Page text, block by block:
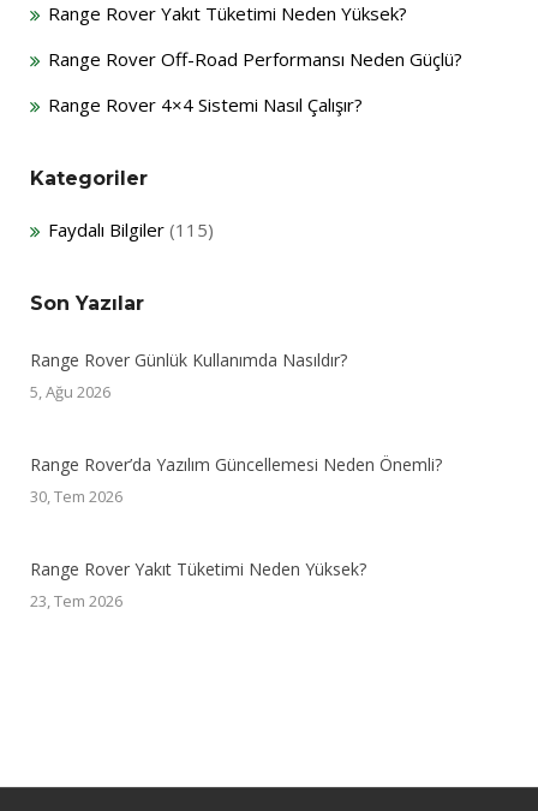
Range Rover Yakıt Tüketimi Neden Yüksek?
Range Rover Off-Road Performansı Neden Güçlü?
Range Rover 4×4 Sistemi Nasıl Çalışır?
Kategoriler
Faydalı Bilgiler (115)
Son Yazılar
Range Rover Günlük Kullanımda Nasıldır?
5, Ağu 2026
Range Rover’da Yazılım Güncellemesi Neden Önemli?
30, Tem 2026
Range Rover Yakıt Tüketimi Neden Yüksek?
23, Tem 2026